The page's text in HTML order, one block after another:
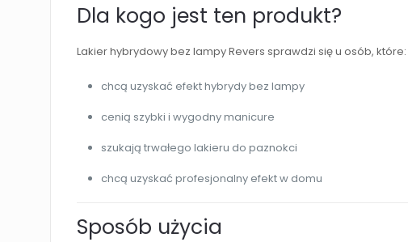
Dla kogo jest ten produkt?
Lakier hybrydowy bez lampy Revers sprawdzi się u osób, które:
chcą uzyskać efekt hybrydy bez lampy
cenią szybki i wygodny manicure
szukają trwałego lakieru do paznokci
chcą uzyskać profesjonalny efekt w domu
Sposób użycia